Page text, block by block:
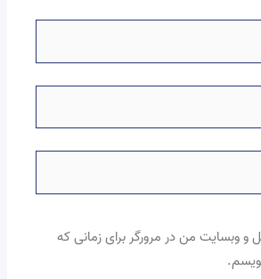
و وبسایت من در مرورگر برای زمانی که